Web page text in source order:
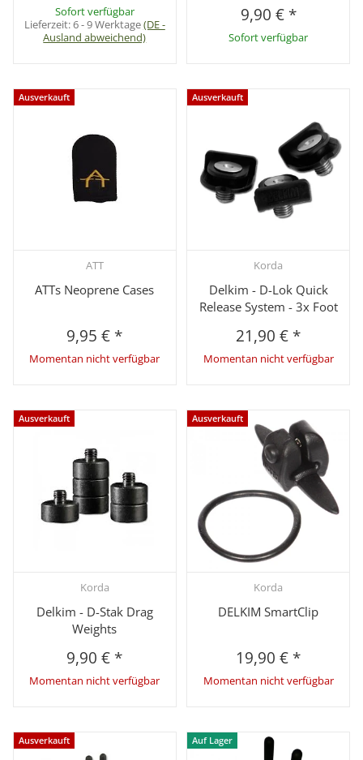
Sofort verfügbar
Lieferzeit:6 - 9 Werktage(DE -
Ausland abweichend)
9,90 € *
Sofort verfügbar
Ausverkauft
ATT
ATTs Neoprene Cases
9,95 € *
Momentan nicht verfügbar
Ausverkauft
Korda
Delkim - D-Lok Quick
Release System - 3x Foot
21,90 € *
Momentan nicht verfügbar
Ausverkauft
Korda
Delkim - D-Stak Drag
Weights
9,90 € *
Momentan nicht verfügbar
Ausverkauft
Korda
DELKIM SmartClip
19,90 € *
Momentan nicht verfügbar
Ausverkauft Auf Lager